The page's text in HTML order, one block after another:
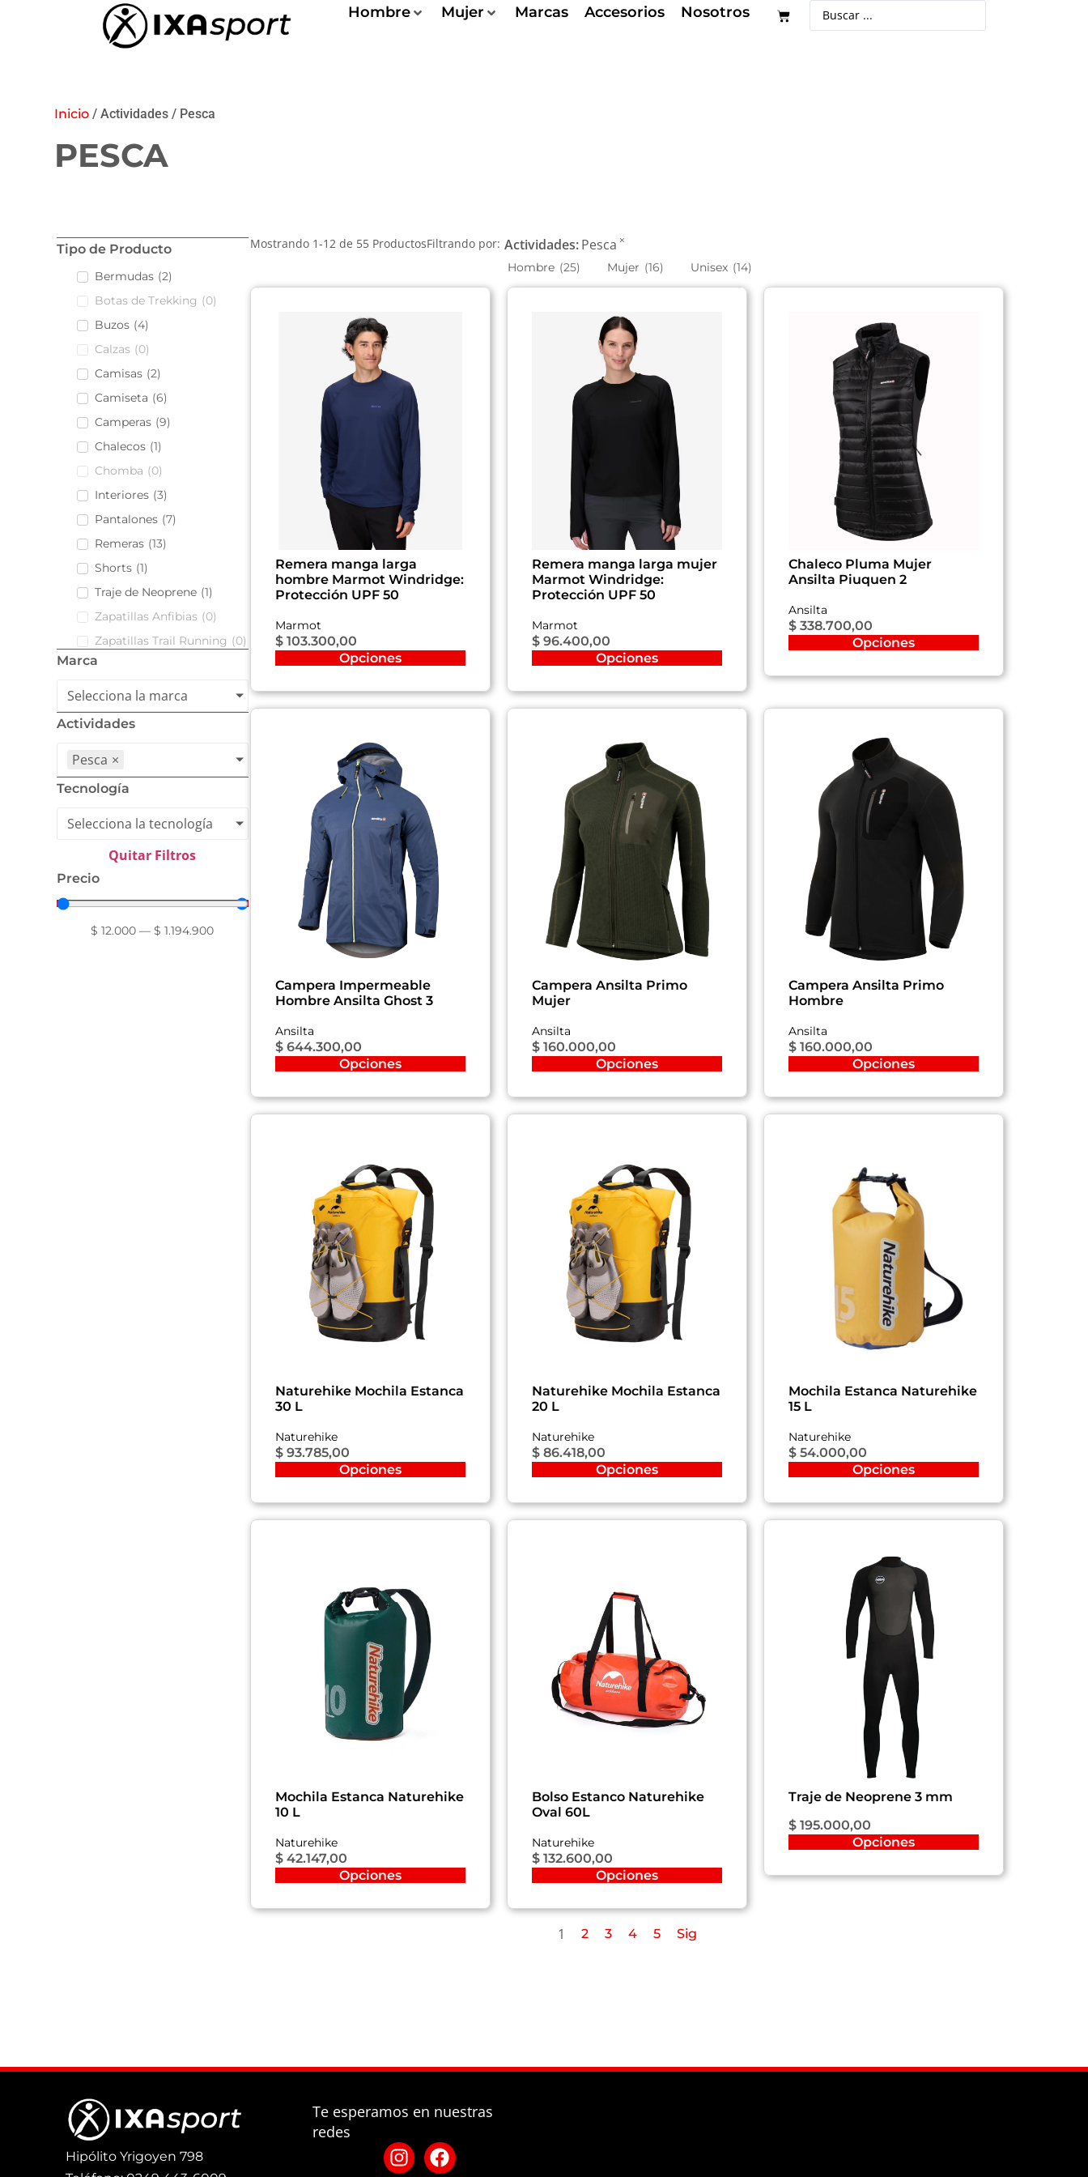
Hombre Mujer Marcas Accesorios Nosotros
Inicio / Actividades / Pesca
PESCA
Tipo de Producto
Bermudas (2)
Botas de Trekking (0)
Buzos (4)
Calzas (0)
Camisas (2)
Camiseta (6)
Camperas (9)
Chalecos (1)
Chomba (0)
Interiores (3)
Pantalones (7)
Remeras (13)
Shorts (1)
Traje de Neoprene (1)
Zapatillas Anfibias (0)
Zapatillas Trail Running (0)
Marca
Selecciona la marca
Actividades
Pesca ×
Tecnología
Selecciona la tecnología
Quitar Filtros
Precio
$12.000 —$1.194.900
Mostrando 1-12 de 55 ProductosFiltrando por: Actividades:Pesca ×
Hombre (25) Mujer (16) Unisex (14)
Remera manga larga
hombre Marmot Windridge:
Protección UPF 50
Marmot
$ 103.300,00
Opciones
Remera manga larga mujer
Marmot Windridge:
Protección UPF 50
Marmot
$ 96.400,00
Opciones
Chaleco Pluma Mujer
Ansilta Piuquen 2
Ansilta
$ 338.700,00
Opciones
Campera Impermeable
Hombre Ansilta Ghost 3
Ansilta
$ 644.300,00
Opciones
Campera Ansilta Primo
Mujer
Ansilta
$ 160.000,00
Opciones
Campera Ansilta Primo
Hombre
Ansilta
$ 160.000,00
Opciones
Naturehike Mochila Estanca
30 L
Naturehike
$ 93.785,00
Opciones
Naturehike Mochila Estanca
20 L
Naturehike
$ 86.418,00
Opciones
Mochila Estanca Naturehike
15 L
Naturehike
$ 54.000,00
Opciones
Mochila Estanca Naturehike
10 L
Naturehike
$ 42.147,00
Opciones
Bolso Estanco Naturehike
Oval 60L
Naturehike
$ 132.600,00
Opciones
Traje de Neoprene 3 mm
$ 195.000,00
Opciones
1 2 3 4 5 Sig
Hipólito Yrigoyen 798
Te esperamos en nuestras
redes